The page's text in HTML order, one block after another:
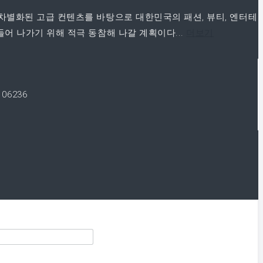
화된 고급 컨텐츠를 바탕으로 대한민국의 패션, 뷰티, 엔터테
나가기 위해 적극 동참해 나갈 계획이다...